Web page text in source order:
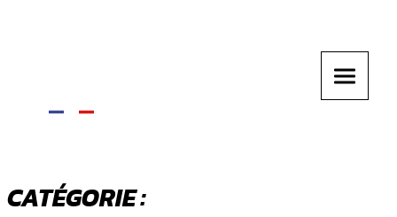
CATÉGORIE :